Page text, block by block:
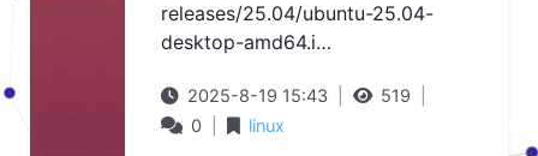
releases/25.04/ubuntu-25.04-
desktop-amd64.i…
2025-8-19 15:43 519
0
linux